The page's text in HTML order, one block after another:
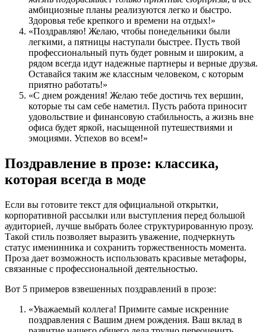
амбициозные планы реализуются легко и быстро.
Здоровья тебе крепкого и времени на отдых!»
«Поздравляю! Желаю, чтобы понедельники были
легкими, а пятницы наступали быстрее. Пусть твой
профессиональный путь будет ровным и широким, а
рядом всегда идут надежные партнеры и верные друзья.
Оставайся таким же классным человеком, с которым
приятно работать!»
«С днем рождения! Желаю тебе достичь тех вершин,
которые ты сам себе наметил. Пусть работа приносит
удовольствие и финансовую стабильность, а жизнь вне
офиса будет яркой, насыщенной путешествиями и
эмоциями. Успехов во всем!»
Поздравление в прозе: классика,
которая всегда в моде
Если вы готовите текст для официальной открытки,
корпоративной рассылки или выступления перед большой
аудиторией, лучше выбрать более структурированную прозу.
Такой стиль позволяет выразить уважение, подчеркнуть
статус именинника и сохранить торжественность момента.
Проза дает возможность использовать красивые метафоры,
связанные с профессиональной деятельностью.
Вот 5 примеров взвешенных поздравлений в прозе:
«Уважаемый коллега! Примите самые искренние
поздравления с Вашим днем рождения. Ваш вклад в